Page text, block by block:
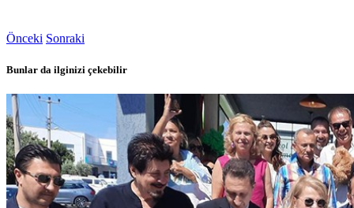
Önceki Sonraki
Bunlar da ilginizi çekebilir